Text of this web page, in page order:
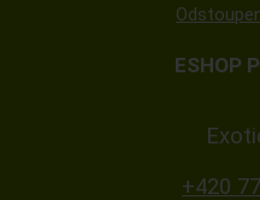
ESHOP
+420